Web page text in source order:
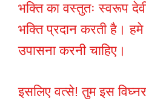
भक्ति का वस्तुतः स्वरूप
भक्ति प्रदान करती है।
उपासना करनी चाहिए।
इसलिए वत्से! तुम इस